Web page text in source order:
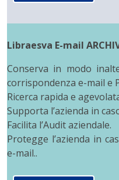
Libraesva E-mail
Conserva in modo
corrispondenza e-mail e
Ricerca rapida e
Supporta l’azienda in
Facilita l’Audit aziendale.
Protegge l’azienda in
e-mail..